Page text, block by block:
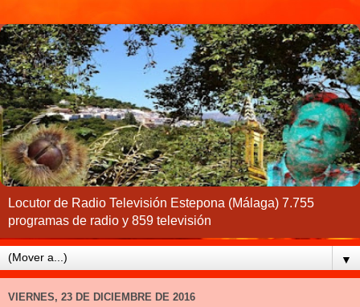
Locutor de Radio Televisión Estepona (Málaga) 7.755
programas de radio y 859 televisión
▼
VIERNES, 23 DE DICIEMBRE DE 2016